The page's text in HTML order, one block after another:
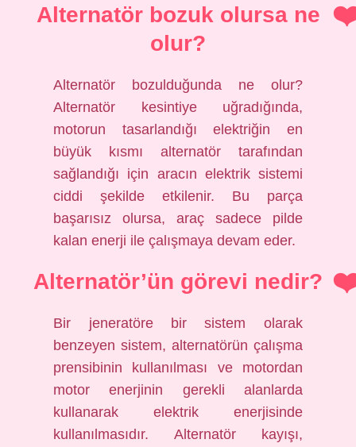
Alternatör bozuk olursa ne
olur?
Alternatör bozulduğunda ne olur?
Alternatör kesintiye uğradığında,
motorun tasarlandığı elektriğin en
büyük kısmı alternatör tarafından
sağlandığı için aracın elektrik sistemi
ciddi şekilde etkilenir. Bu parça
başarısız olursa, araç sadece pilde
kalan enerji ile çalışmaya devam eder.
Alternatör’ün görevi nedir?
Bir jeneratöre bir sistem olarak
benzeyen sistem, alternatörün çalışma
prensibinin kullanılması ve motordan
motor enerjinin gerekli alanlarda
kullanarak elektrik enerjisinde
kullanılmasıdır. Alternatör kayışı,